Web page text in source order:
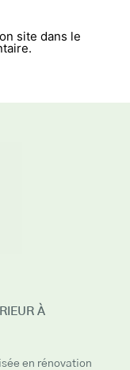
site dans le
À
en rénovation